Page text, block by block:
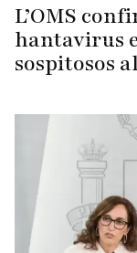
L’OMS
hantavirus
sospitosos